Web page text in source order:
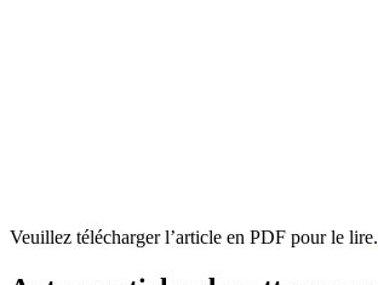
Veuillez télécharger l’article en PDF pour le lire.